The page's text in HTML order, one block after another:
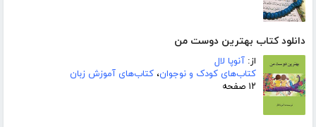
دانلود کتاب بهترین دوست من
از: آنوپا لال
کتاب‌های کودک و نوجوان، کتاب‌های آموزش زبان
۱۲ صفحه